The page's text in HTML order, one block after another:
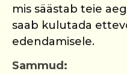
mis säästab teie
saab kulutada
edendamisele.
Sammud: